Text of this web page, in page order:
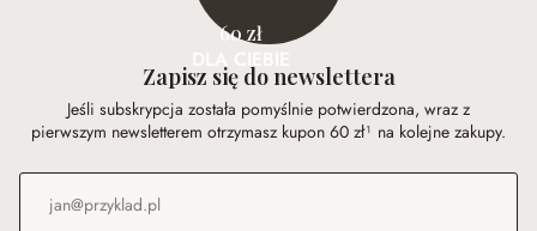
60 zł
DLA CIEBIE
Zapisz się do newslettera
Jeśli subskrypcja została pomyślnie potwierdzona, wraz z
pierwszym newsletterem otrzymasz kupon 60 zł¹ na kolejne zakupy.
Adres e-mail*